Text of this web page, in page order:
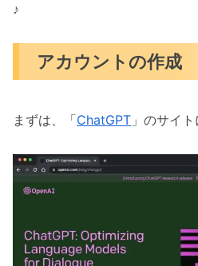
♪
アカウントの作成
まずは、「ChatGPT 」のサイ